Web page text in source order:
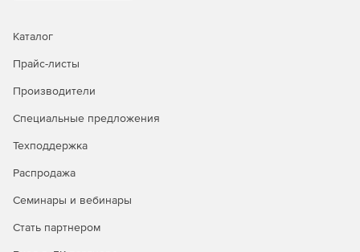
продолжена поддержка Windows Server 2016.
Каталог
Прайс-листы
Производители
Специальные предложения
Техподдержка
Распродажа
Семинары и вебинары
Стать партнером